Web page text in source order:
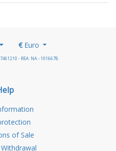
€Euro
- REA: NA - 1016678
of Sale